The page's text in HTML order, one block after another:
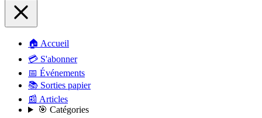
🏠 Accueil
💳 S'abonner
📅 Événements
📚 Sorties papier
📰 Articles
🎯 Catégories